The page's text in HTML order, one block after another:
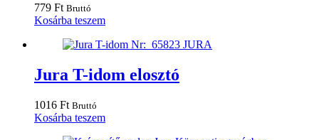
779 Ft Bruttó
Kosárba teszem
Jura T-idom elosztó
1016 Ft Bruttó
Kosárba teszem